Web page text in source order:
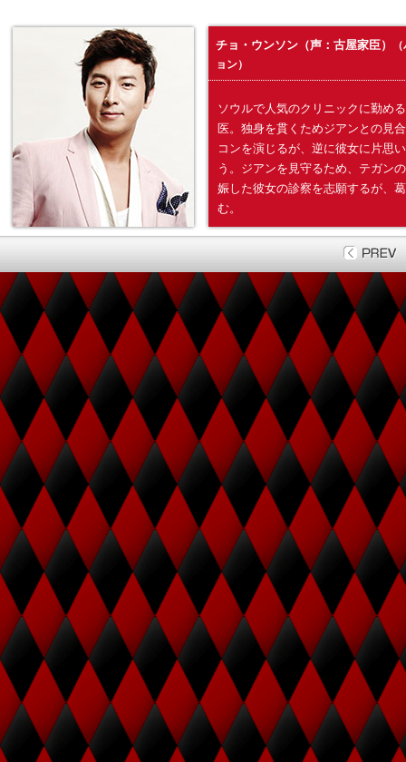
チョ・ウンソン（声：古屋家臣）
ョン）
ソウルで人気のクリニックに勤め
医。独身を貫くためジアンとの見
コンを演じるが、逆に彼女に片思
う。ジアンを見守るため、テガン
娠した彼女の診察を志願するが、
む。